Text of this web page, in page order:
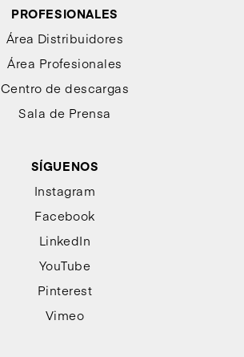
PROFESIONALES
Área Distribuidores
Área Profesionales
Centro de descargas
Sala de Prensa
SÍGUENOS
Instagram
Facebook
LinkedIn
YouTube
Pinterest
Vimeo